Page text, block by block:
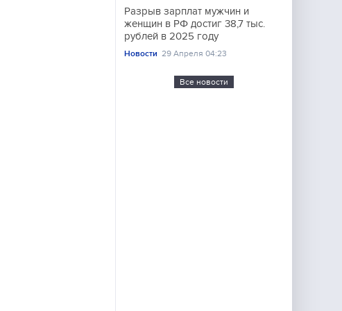
Разрыв зарплат мужчин и
женщин в РФ достиг 38,7 тыс.
рублей в 2025 году
Новости 29 Апреля 04:23
Все новости